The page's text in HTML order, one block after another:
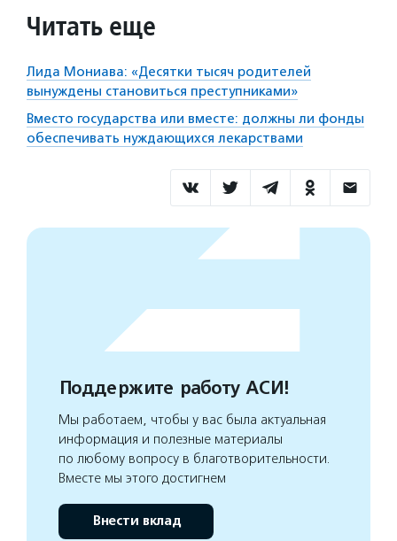
Читать еще
Лида Мониава: «Десятки тысяч родителей
вынуждены становиться преступниками»
Вместо государства или вместе: должны ли фонды
обеспечивать нуждающихся лекарствами
Поддержите работу АСИ!
Мы работаем, чтобы у вас была актуальная
информация и полезные материалы
по любому вопросу в благотворительности.
Вместе мы этого достигнем
Внести вклад